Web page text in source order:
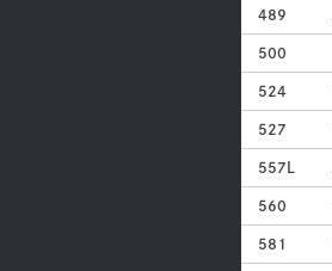
489
500
524
527
557L
560
581